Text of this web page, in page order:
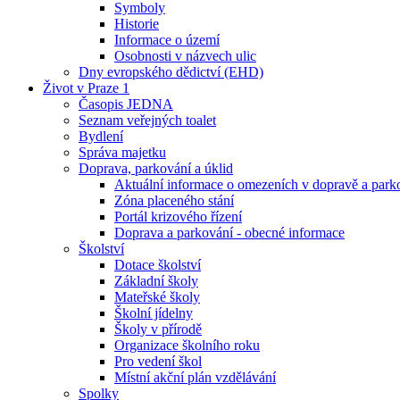
Symboly
Historie
Informace o území
Osobnosti v názvech ulic
Dny evropského dědictví (EHD)
Život v Praze 1
Časopis JEDNA
Seznam veřejných toalet
Bydlení
Správa majetku
Doprava, parkování a úklid
Aktuální informace o omezeních v dopravě a
Zóna placeného stání
Portál krizového řízení
Doprava a parkování - obecné informace
Školství
Dotace školství
Základní školy
Mateřské školy
Školní jídelny
Školy v přírodě
Organizace školního roku
Pro vedení škol
Místní akční plán vzdělávání
Spolky